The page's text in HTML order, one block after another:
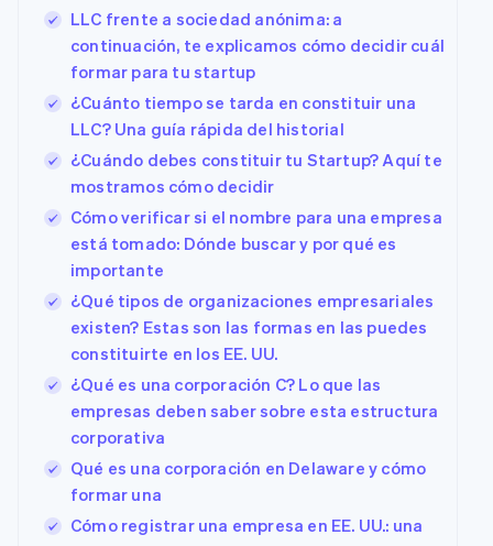
LLC frente a sociedad anónima: a
continuación, te explicamos cómo decidir cuál
formar para tu startup
¿Cuánto tiempo se tarda en constituir una
LLC? Una guía rápida del historial
¿Cuándo debes constituir tu Startup? Aquí te
mostramos cómo decidir
Cómo verificar si el nombre para una empresa
está tomado: Dónde buscar y por qué es
importante
¿Qué tipos de organizaciones empresariales
existen? Estas son las formas en las puedes
constituirte en los EE. UU.
¿Qué es una corporación C? Lo que las
empresas deben saber sobre esta estructura
corporativa
Qué es una corporación en Delaware y cómo
formar una
Cómo registrar una empresa en EE. UU.: una
Alemania
DeutschEnglish
Australia
English
DeutschEnglish
Bélgica
NederlandsFrançais
Brasil
Português English
Bulgaria
English